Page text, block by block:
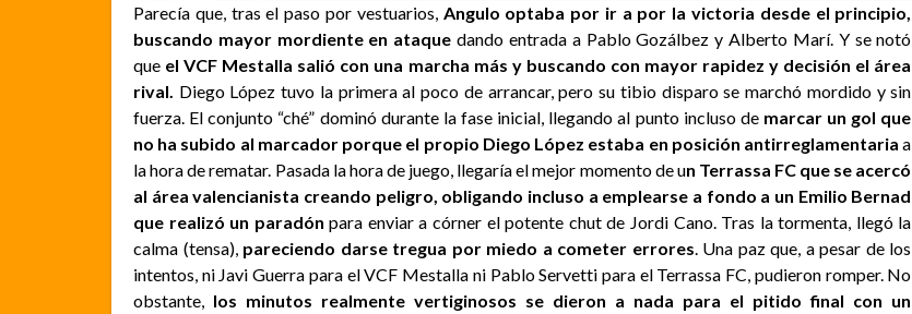
Parecía que, tras el paso por vestuarios, Angulo optaba por ir a por la victoria desde el principio,
buscando mayor mordiente en ataque dando entrada a Pablo Gozálbez y Alberto Marí. Y se notó
que el VCF Mestalla salió con una marcha más y buscando con mayor rapidez y decisión el área
rival. Diego López tuvo la primera al poco de arrancar, pero su tibio disparo se marchó mordido y sin
fuerza. El conjunto “ché” dominó durante la fase inicial, llegando al punto incluso de marcar un gol que
no ha subido al marcador porque el propio Diego López estaba en posición antirreglamentaria a
la hora de rematar. Pasada la hora de juego, llegaría el mejor momento de un Terrassa FC que se acercó
al área valencianista creando peligro, obligando incluso a emplearse a fondo a un Emilio Bernad
que realizó un paradón para enviar a córner el potente chut de Jordi Cano. Tras la tormenta, llegó la
calma (tensa), pareciendo darse tregua por miedo a cometer errores . Una paz que, a pesar de los
intentos, ni Javi Guerra para el VCF Mestalla ni Pablo Servetti para el Terrassa FC, pudieron romper. No
obstante, los minutos realmente vertiginosos se dieron a nada para el pitido final con un